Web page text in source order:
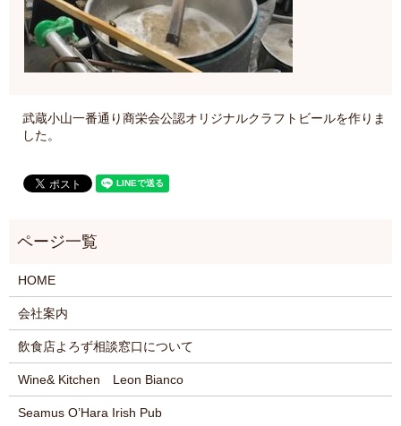
武蔵小山一番通り商栄会公認オリジナルクラフトビールを作りま
した。
HOME
会社案内
飲食店よろず相談窓口について
Wine& Kitchen Leon Bianco
Seamus O’Hara Irish Pub